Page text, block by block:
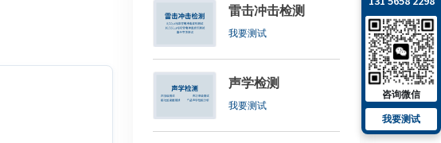
雷击冲击检测
我要测试
声学检测
我要测试
咨询微信
我要测试